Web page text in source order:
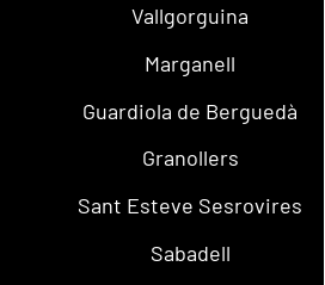
Vallgorguina
Marganell
Guardiola de Berguedà
Granollers
Sant Esteve Sesrovires
Sabadell